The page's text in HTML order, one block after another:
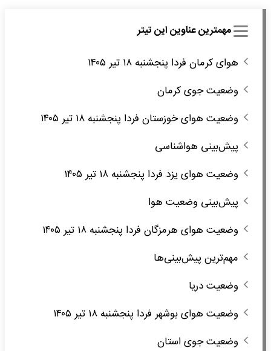
مهمترین عناوین این تیتر
هوای کرمان فردا پنجشنبه ۱۸ تیر ۱۴۰۵
وضعیت جوی کرمان
وضعیت هوای خوزستان فردا پنجشنبه ۱۸ تیر ۱۴۰۵
پیش‌بینی هواشناسی
وضعیت هوای یزد فردا پنجشنبه ۱۸ تیر ۱۴۰۵
پیش‌بینی وضعیت هوا
وضعیت هوای هرمزگان فردا پنجشنبه ۱۸ تیر ۱۴۰۵
مهم‌ترین پیش‌بینی‌ها
وضعیت دریا
وضعیت هوای بوشهر فردا پنجشنبه ۱۸ تیر ۱۴۰۵
وضعیت جوی استان